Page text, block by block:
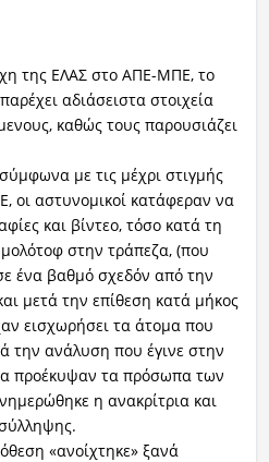
της ΕΛΑΣ στο ΑΠΕ-ΜΠΕ, το
αδιάσειστα στοιχεία
καθώς τους παρουσιάζει
με τις μέχρι στιγμής
οι αστυνομικοί κατάφεραν να
και βίντεο, τόσο κατά τη
στην τράπεζα, (που
ένα βαθμό σχεδόν από την
μετά την επίθεση κατά μήκος
εισχωρήσει τα άτομα που
την ανάλυση που έγινε στην
προέκυψαν τα πρόσωπα των
η ανακρίτρια και
«ανοίχτηκε» ξανά